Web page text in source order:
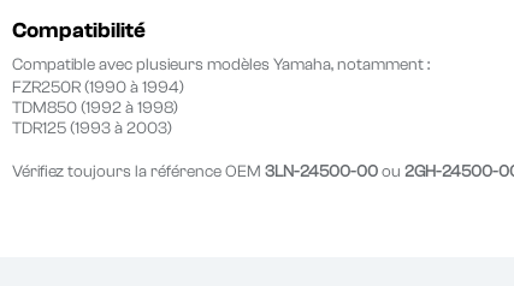
Compatibilité
Compatible avec plusieurs modèles Yamaha, notamment :
FZR250R(1990 à 1994)
TDM850(1992 à 1998)
TDR125(1993 à 2003)
Vérifiez toujours la référence OEM 3LN-24500-00ou 2GH-24500-